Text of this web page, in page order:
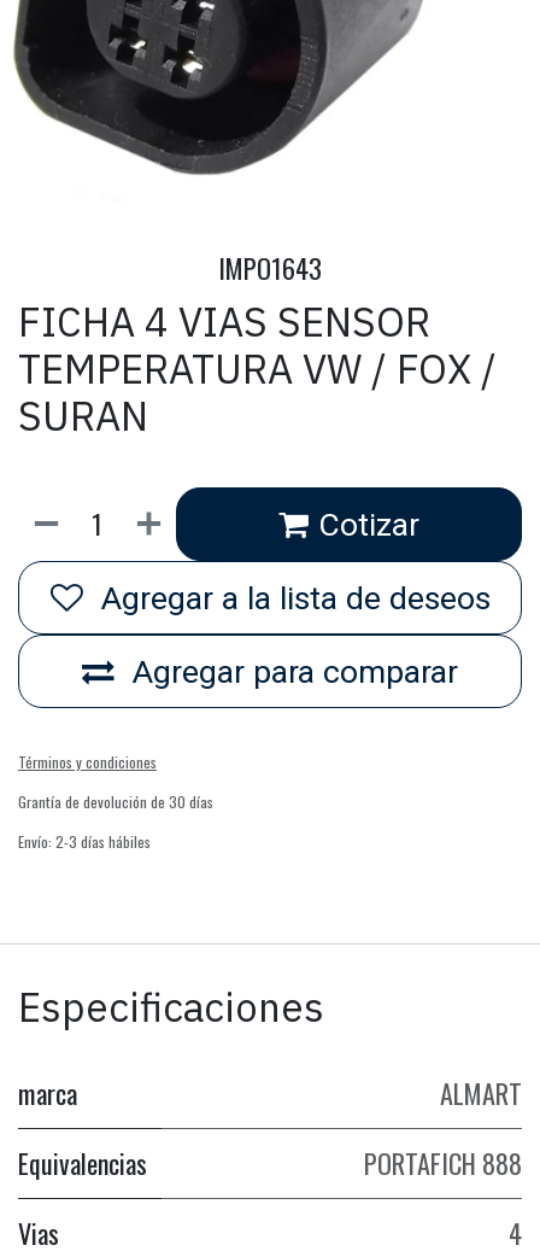
IMPO1643
FICHA 4 VIAS SENSOR
TEMPERATURA VW / FOX /
SURAN
Cotizar
Agregar para comparar
Agregar a la lista de deseos
Términos y condiciones
Grantía de devolución de 30 días
Envío: 2-3 días hábiles
Especificaciones
marca
ALMART
Equivalencias
PORTAFICH 888
Vias
4